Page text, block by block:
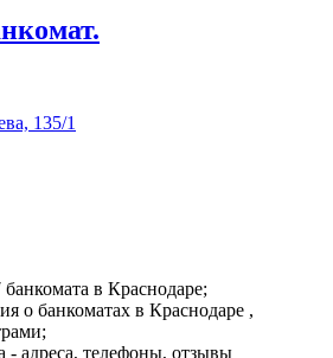
135/1
в Краснодаре;
о банкоматах в Краснодаре ,
- адреса, телефоны, отзывы